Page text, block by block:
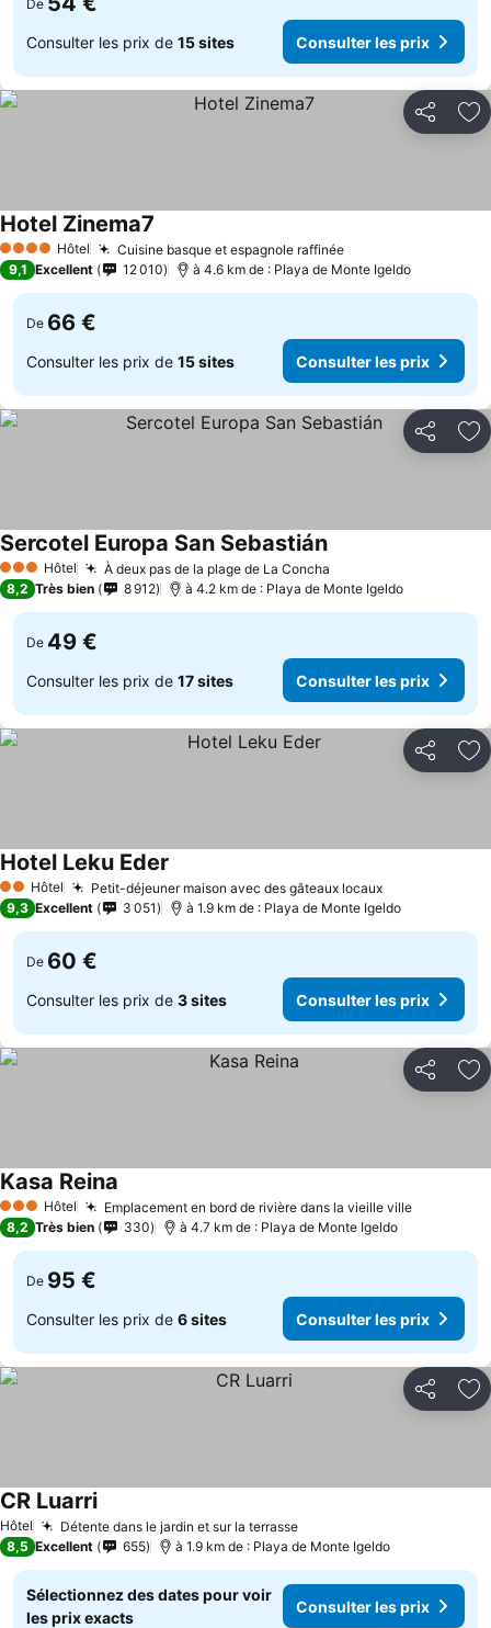
De
Consulter les prix de 15 sites Consulter les prix
Partager
4 Étoiles Hôtel Cuisine basque et espagnole raffinée
Hotel Zinema7
9,1 Excellent 12 010 à 4.6 km de : Playa de Monte Igeldo
De 66 €
Consulter les prix de 15 sites Consulter les prix
Partager
3 ÉtoilesHôtel À deux pas de la plage de La Concha
Sercotel Europa San Sebastián
8,2 Très bien 8 912 à 4.2 km de : Playa de Monte Igeldo
De 49 €
Consulter les prix de 17 sites Consulter les prix
Partager
2 Étoiles
Hôtel Petit-déjeuner maison avec des gâteaux locaux
Hotel Leku Eder
9,3 Excellent 3 051 à 1.9 km de : Playa de Monte Igeldo
De 60 €
Consulter les prix de 3 sites Consulter les prix
Partager
3 ÉtoilesHôtel Emplacement en bord de rivière dans la vieille ville
Kasa Reina
8,2 Très bien 330 à 4.7 km de : Playa de Monte Igeldo
De 95 €
Consulter les prix de 6 sites Consulter les prix
Partager
Hôtel Détente dans le jardin et sur la terrasse
CR Luarri
8,5 Excellent 655 à 1.9 km de : Playa de Monte Igeldo
Sélectionnez des dates pour voir
les prix exacts
Consulter les prix